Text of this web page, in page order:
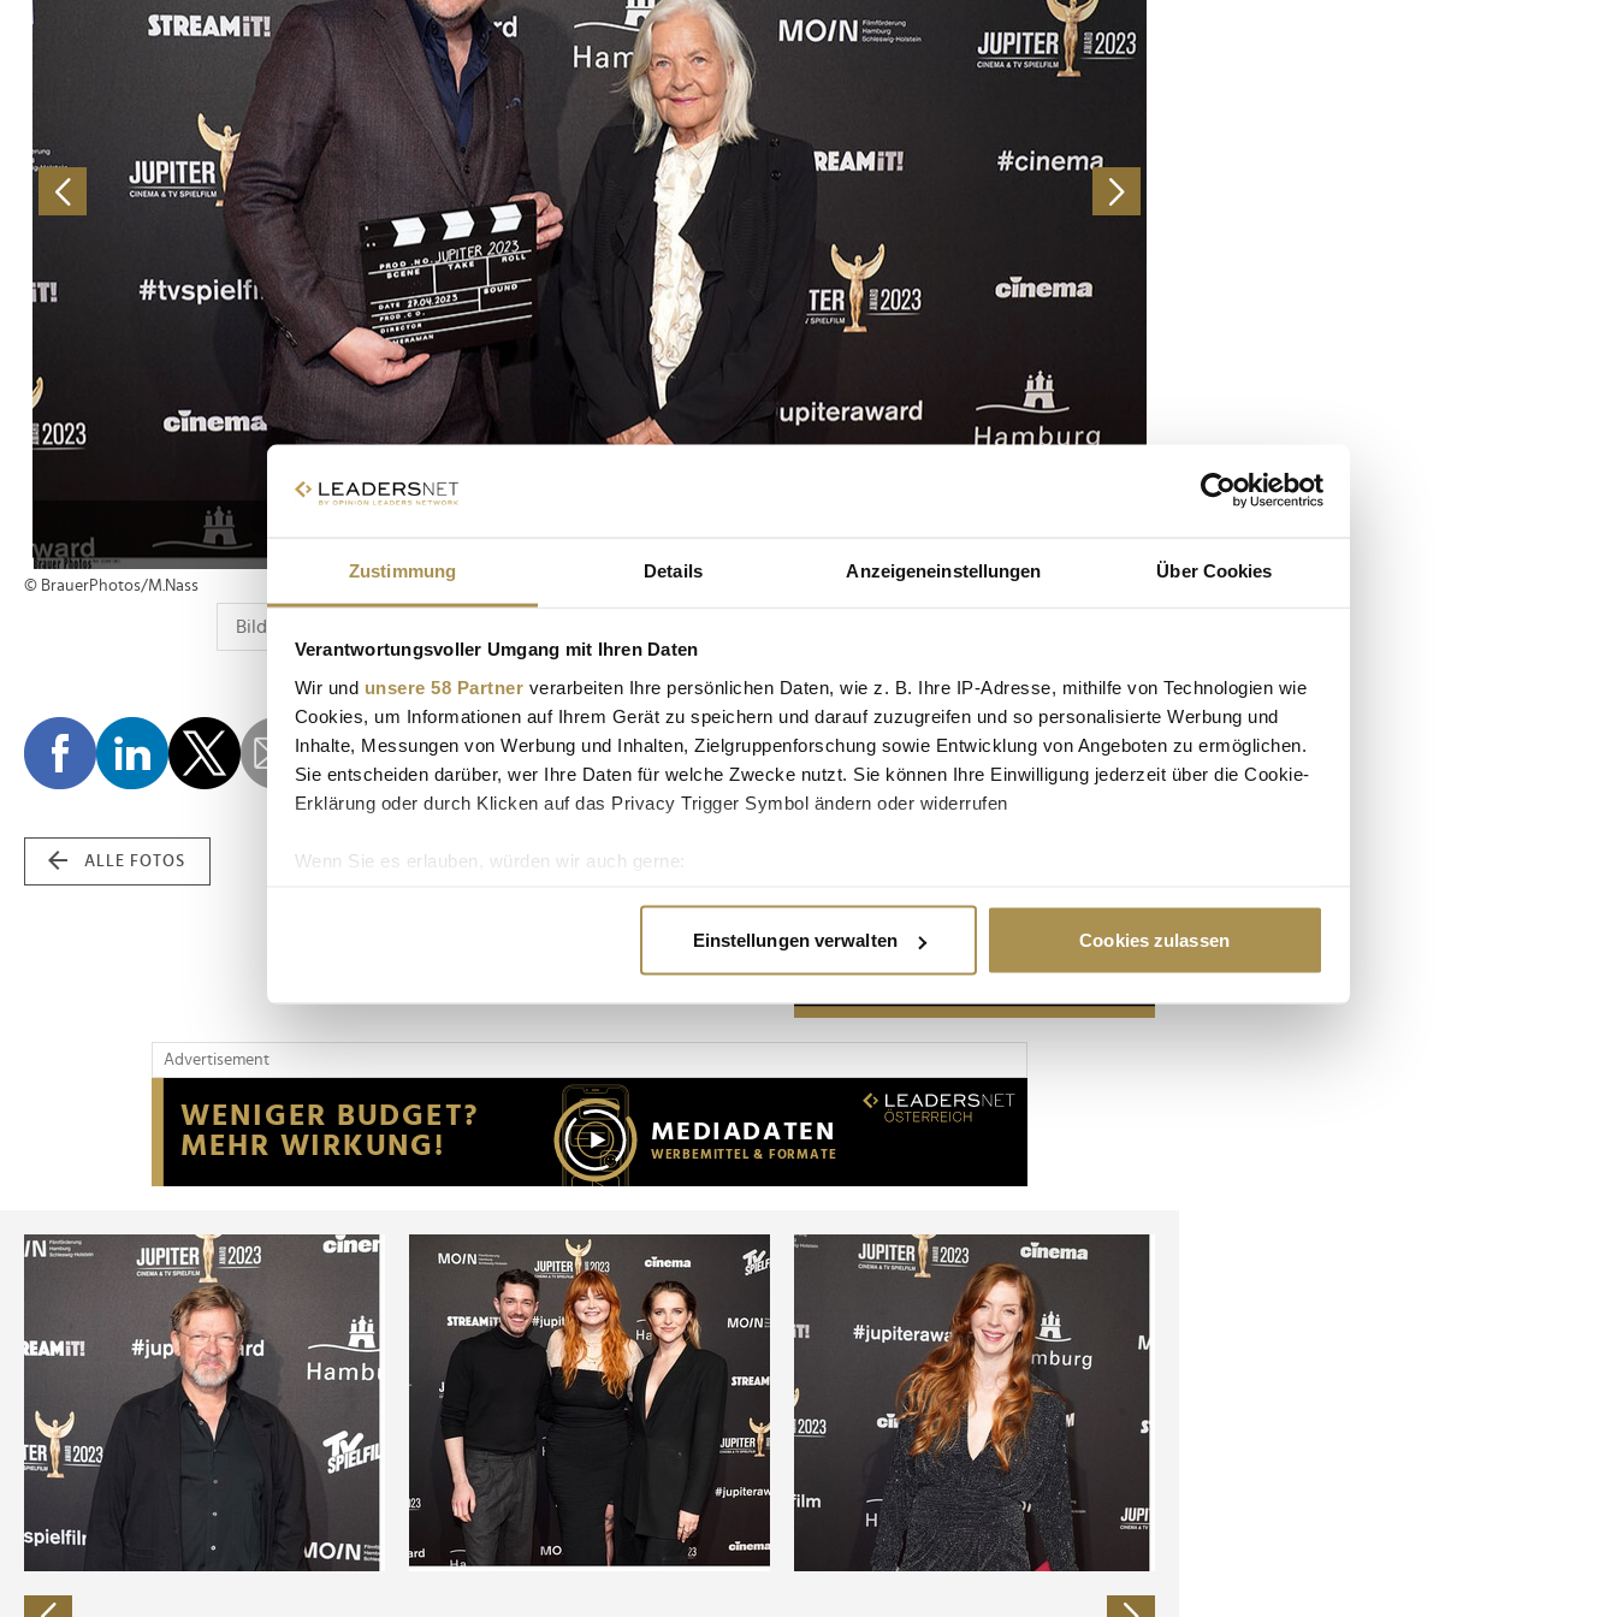
Zustimmung Details Anzeigeneinstellungen Über Cookies
Verantwortungsvoller Umgang mit Ihren Daten
Wir und unsere 58 Partner verarbeiten Ihre persönlichen Daten, wie z. B. Ihre IP-Adresse, mithilfe von Technologien wie
Cookies, um Informationen auf Ihrem Gerät zu speichern und darauf zuzugreifen und so personalisierte Werbung und
Inhalte, Messungen von Werbung und Inhalten, Zielgruppenforschung sowie Entwicklung von Angeboten zu ermöglichen.
Sie entscheiden darüber, wer Ihre Daten für welche Zwecke nutzt. Sie können Ihre Einwilligung jederzeit über die Cookie-
Erklärung oder durch Klicken auf das Privacy Trigger Symbol ändern oder widerrufen
Wenn Sie es erlauben, würden wir auch gerne:
Erfahren Sie mehr darüber, wie Ihre persönlichen Daten verarbeitet werden, und legen Sie Ihre Präferenzen im
Wir verwenden Cookies, um Inhalte und Anzeigen zu personalisieren, Funktionen für soziale Medien anbieten zu können
Website an unsere Partner für soziale Medien, Werbung und Analysen weiter. Unsere Partner führen diese Informationen
möglicherweise mit weiteren Daten zusammen, die Sie ihnen bereitgestellt haben oder die sie im Rahmen Ihrer Nutzung
der Dienste gesammelt haben.
Einstellungen verwalten Cookies zulassen
© BrauerPhotos/M.Nass
ALLE FOTOS
Advertisement
Advertisement